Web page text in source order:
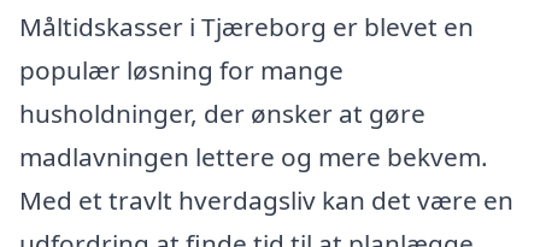
Måltidskasser i Tjæreborg er blevet en
populær løsning for mange
husholdninger, der ønsker at gøre
madlavningen lettere og mere bekvem.
Med et travlt hverdagsliv kan det være en